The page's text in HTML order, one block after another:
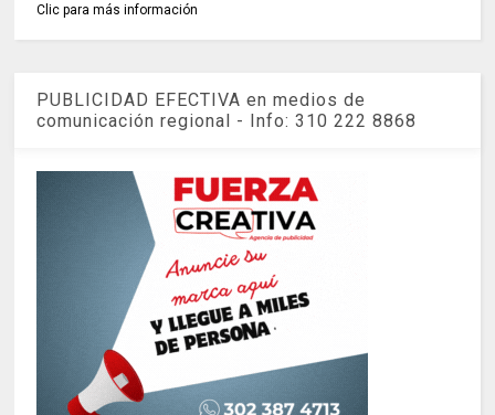
Clic para más información
PUBLICIDAD EFECTIVA en medios de
comunicación regional - Info: 310 222 8868